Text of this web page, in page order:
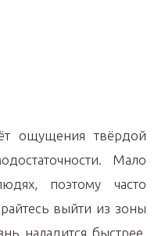
ощущения твёрдой
Мало
поэтому часто
выйти из зоны
наладится быстрее,